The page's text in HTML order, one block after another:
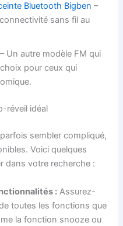
Bluetooth Bigben –
sans fil au
– Un autre modèle FM qui
pour ceux qui
réveil idéal
sembler compliqué,
Voici quelques
dans votre recherche :
: Assurez-
toutes les fonctions que
la fonction snooze ou